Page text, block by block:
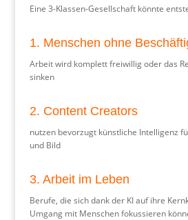
Eine 3-Klassen-Gesellschaft könnte
1. Menschen ohne
Arbeit wird komplett freiwillig oder das
sinken
2. Content Creators
nutzen bevorzugt künstliche Intelligenz
und Bild
3. Arbeit im Leben
Berufe, die sich dank der KI auf ihre
Umgang mit Menschen fokussieren